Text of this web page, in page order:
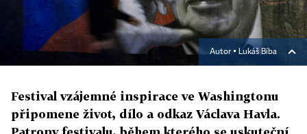
Autor ▪ Lukáš Bíba
Festival vzájemné inspirace ve Washingtonu
připomene život, dílo a odkaz Václava Havla.